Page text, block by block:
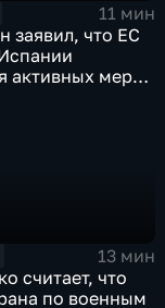
11 мин
заявил, что ЕС
активных мер
13 мин
считает, что
по военным